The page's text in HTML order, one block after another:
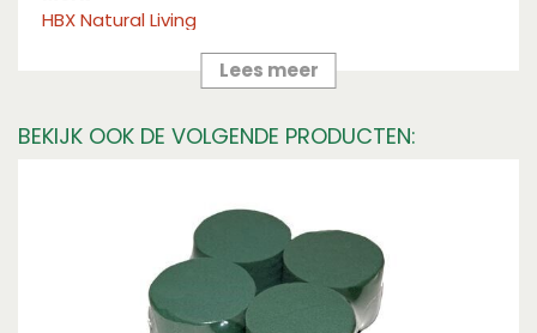
HBX Natural Living
Lengte (cm)
Lees meer
BEKIJK OOK DE VOLGENDE PRODUCTEN: